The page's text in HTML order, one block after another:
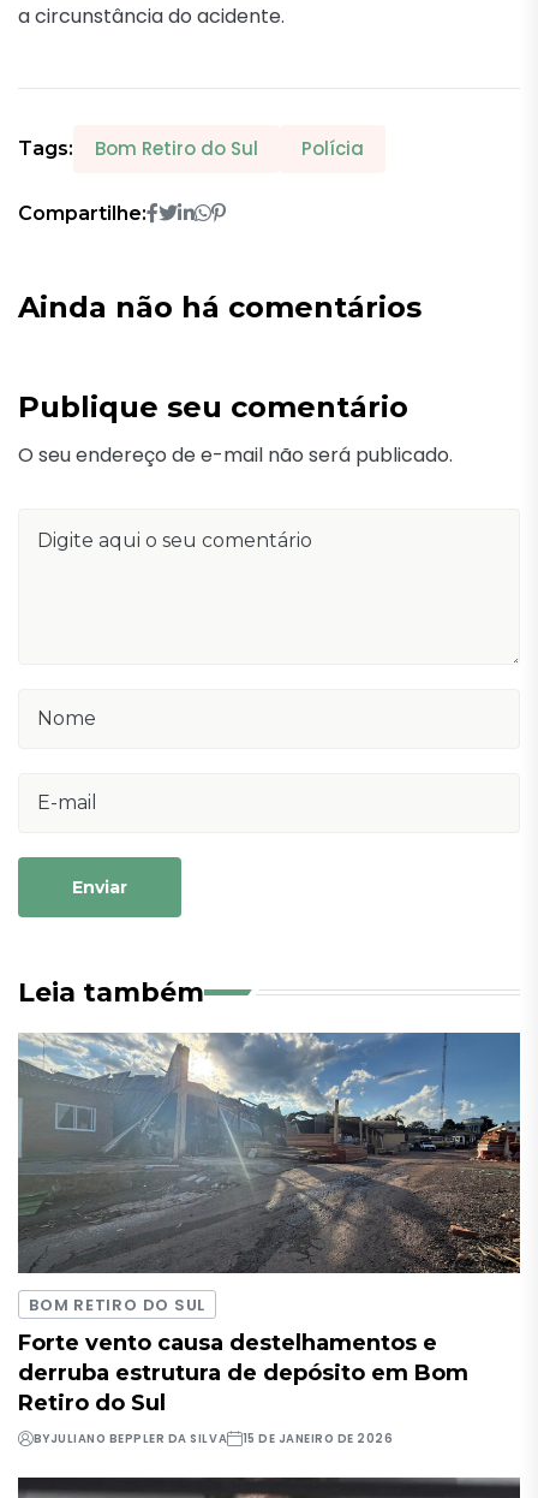
a circunstância do acidente.
Tags: Bom Retiro do Sul Polícia
Compartilhe:
Ainda não há comentários
Publique seu comentário
O seu endereço de e-mail não será publicado.
Enviar
Leia também
BOM RETIRO DO SUL
Forte vento causa destelhamentos e
derruba estrutura de depósito em Bom
Retiro do Sul
BYJULIANO BEPPLER DA SILVA 15 DE JANEIRO DE 2026